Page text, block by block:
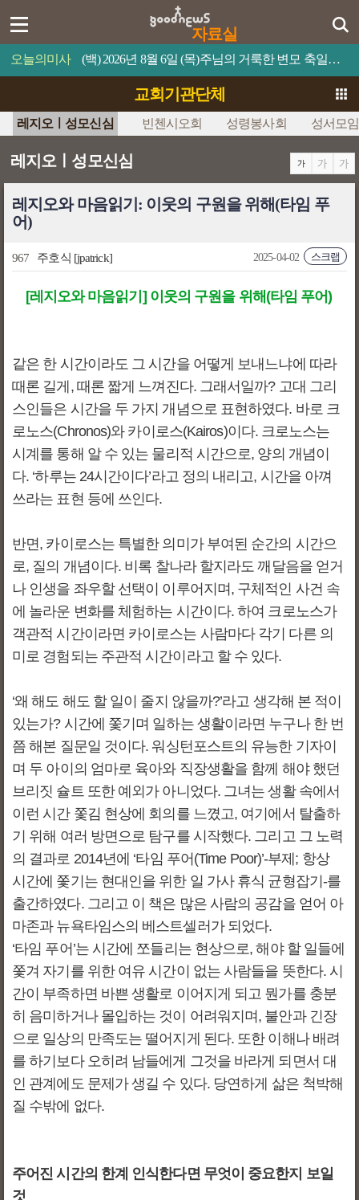
자료실
오늘의미사 (백) 2026년 8월 6일 (목)주님의 거룩한 변모 축일예수님의 얼굴은 해처럼 빛났다.
교회기관단체
레지오ㅣ성모신심 빈첸시오회 성령봉사회 성서모임
레지오ㅣ성모신심
레지오와 마음읽기: 이웃의 구원을 위해(타임 푸
어)
967 주호식 [jpatrick] 스크랩
2025-04-02
[레지오와 마음읽기] 이웃의 구원을 위해(타임 푸어)
같은 한 시간이라도 그 시간을 어떻게 보내느냐에 따라
때론 길게, 때론 짧게 느껴진다. 그래서일까? 고대 그리
스인들은 시간을 두 가지 개념으로 표현하였다. 바로 크
로노스(Chronos)와 카이로스(Kairos)이다. 크로노스는
시계를 통해 알 수 있는 물리적 시간으로, 양의 개념이
다. ‘하루는 24시간이다’라고 정의 내리고, 시간을 아껴
쓰라는 표현 등에 쓰인다.
반면, 카이로스는 특별한 의미가 부여된 순간의 시간으
로, 질의 개념이다. 비록 찰나라 할지라도 깨달음을 얻거
나 인생을 좌우할 선택이 이루어지며, 구체적인 사건 속
에 놀라운 변화를 체험하는 시간이다. 하여 크로노스가
객관적 시간이라면 카이로스는 사람마다 각기 다른 의
미로 경험되는 주관적 시간이라고 할 수 있다.
‘왜 해도 해도 할 일이 줄지 않을까?’라고 생각해 본 적이
있는가? 시간에 쫓기며 일하는 생활이라면 누구나 한 번
쯤 해본 질문일 것이다. 워싱턴포스트의 유능한 기자이
며 두 아이의 엄마로 육아와 직장생활을 함께 해야 했던
브리짓 슐트 또한 예외가 아니었다. 그녀는 생활 속에서
이런 시간 쫓김 현상에 회의를 느꼈고, 여기에서 탈출하
기 위해 여러 방면으로 탐구를 시작했다. 그리고 그 노력
의 결과로 2014년에 ‘타임 푸어(Time Poor)’-부제; 항상
시간에 쫓기는 현대인을 위한 일 가사 휴식 균형잡기-를
출간하였다. 그리고 이 책은 많은 사람의 공감을 얻어 아
마존과 뉴욕타임스의 베스트셀러가 되었다.
‘타임 푸어’는 시간에 쪼들리는 현상으로, 해야 할 일들에
쫓겨 자기를 위한 여유 시간이 없는 사람들을 뜻한다. 시
간이 부족하면 바쁜 생활로 이어지게 되고 뭔가를 충분
히 음미하거나 몰입하는 것이 어려워지며, 불안과 긴장
으로 일상의 만족도는 떨어지게 된다. 또한 이해나 배려
를 하기보다 오히려 남들에게 그것을 바라게 되면서 대
인 관계에도 문제가 생길 수 있다. 당연하게 삶은 척박해
질 수밖에 없다.
주어진 시간의 한계 인식한다면 무엇이 중요한지 보일
것